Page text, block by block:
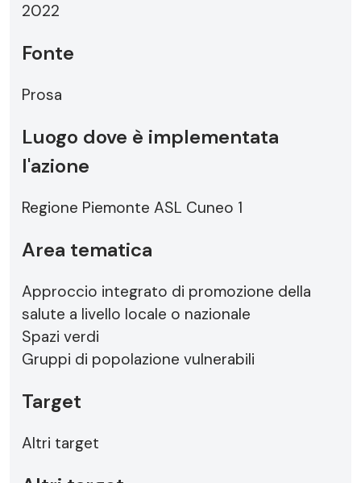
2022
Fonte
Prosa
Luogo dove è implementata
l'azione
Regione Piemonte ASL Cuneo 1
Area tematica
Approccio integrato di promozione della
salute a livello locale o nazionale
Spazi verdi
Gruppi di popolazione vulnerabili
Target
Altri target